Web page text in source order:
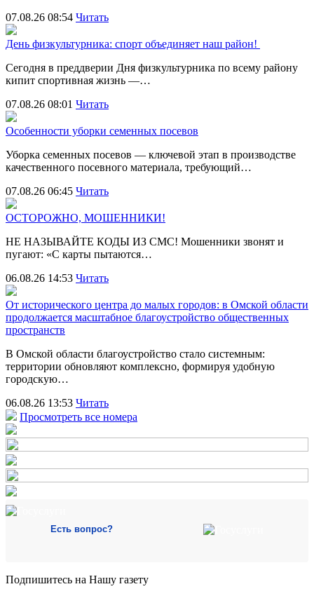
07.08.26 08:54 Читать
День физкультурника: спорт объединяет наш район!
Сегодня в преддверии Дня физкультурника по всему району
кипит спортивная жизнь —…
07.08.26 08:01 Читать
Особенности уборки семенных посевов
Уборка семенных посевов — ключевой этап в производстве
качественного посевного материала, требующий…
07.08.26 06:45 Читать
ОСТОРОЖНО, МОШЕННИКИ!
НЕ НАЗЫВАЙТЕ КОДЫ ИЗ СМС! Мошенники звонят и
пугают: «С карты пытаются…
06.08.26 14:53 Читать
От исторического центра до малых городов: в Омской области
продолжается масштабное благоустройство общественных
пространств
В Омской области благоустройство стало системным:
территории обновляют комплексно, формируя удобную
городскую…
06.08.26 13:53 Читать
Просмотреть все номера
Есть вопрос?
Подпишитесь на Нашу газету